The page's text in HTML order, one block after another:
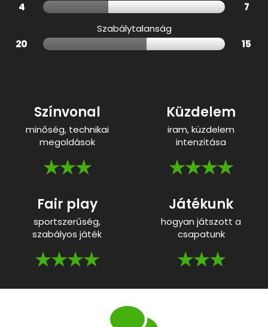
4
20
Szabálytalanság
7
15
Színvonal
minőség, technikai
megoldások
★★★
Küzdelem
iram, küzdelem
intenzitása
★★★★
Fair play
sportszerűség,
szabályos játék
★★★★
Játékunk
hogyan játszott a
csapatunk
★★★